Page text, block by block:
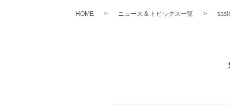
HOME > ニュース & トピックス一覧 >